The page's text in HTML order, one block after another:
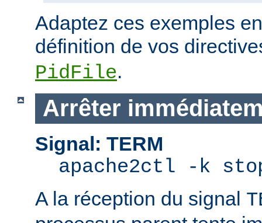
Adaptez ces exemples
définition de vos
PidFile.
Arrêter
Signal: TERM
apache2ctl -k
A la réception du signal